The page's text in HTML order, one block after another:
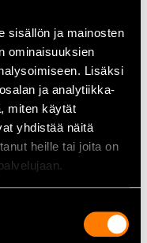
sisällön ja mainosten
ominaisuuksien
Lisäksi
ja analytiikka-
miten käytät
yhdistää näitä
heille tai joita on
kierteiden
osien
työkalu kierteiden
korjaustöissä.